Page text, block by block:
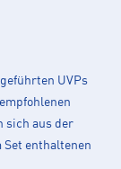
UVPs
sich aus der
enthaltenen